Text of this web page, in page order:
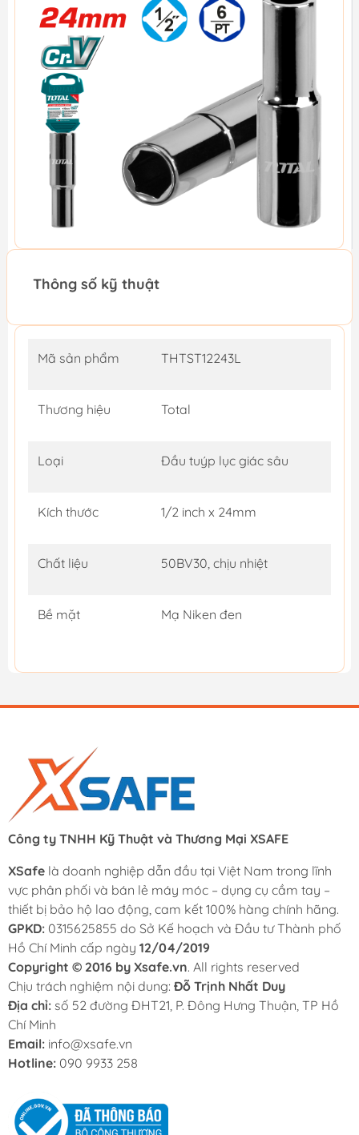
Thông số kỹ thuật
Mã sản phẩm THTST12243L
Thương hiệu Total
Loại Đầu tuýp lục giác sâu
Kích thước 1/2 inch x 24mm
Chất liệu 50BV30, chịu nhiệt
Bề mặt Mạ Niken đen
Công ty TNHH Kỹ Thuật và Thương Mại XSAFE
XSafe là doanh nghiệp dẫn đầu tại Việt Nam trong lĩnh
vực phân phối và bán lẻ máy móc – dụng cụ cầm tay –
thiết bị bảo hộ lao động, cam kết 100% hàng chính hãng.
GPKD: 0315625855 do Sở Kế hoạch và Đầu tư Thành phố
Hồ Chí Minh cấp ngày 12/04/2019
Copyright © 2016 by Xsafe.vn. All rights reserved
Chịu trách nghiệm nội dung: Đỗ Trịnh Nhất Duy
Địa chỉ: số 52 đường ĐHT21, P. Đông Hưng Thuận, TP Hồ
Chí Minh
Email: info@xsafe.vn
Hotline: 090 9933 258